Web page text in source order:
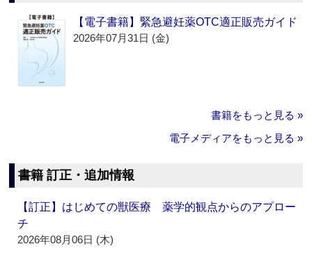
【電子書籍】緊急避妊薬OTC適正販売ガイド
2026年07月31日 (金)
書籍をもっと見る »
電子メディアをもっと見る »
書籍 訂正・追加情報
【訂正】はじめての獣医療 薬学的観点からのアプロー
チ
2026年08月06日 (木)